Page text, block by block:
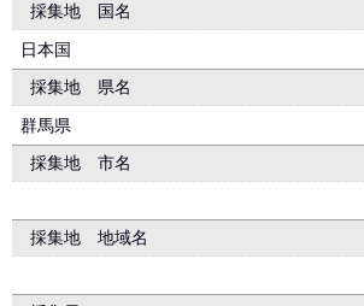
採集地 国名
日本国
採集地 県名
群馬県
採集地 市名
採集地 地域名